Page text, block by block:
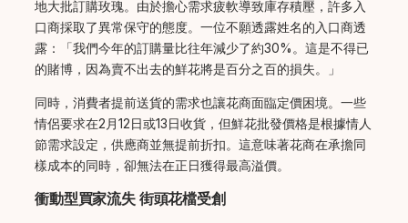
地大批訂購玫瑰。由於擔心需求疲軟導致庫存積壓，許多入
口商採取了異常保守的態度。一位不願透露姓名的入口商透
露：「我們今年的訂購量比往年減少了約30%。這是不得已
的賭博，因為賣不出去的鮮花將是百分之百的損失。」
同時，消費者提前送貨的需求也讓花商面臨定價困境。一些
情侶要求在2月12日或13日收貨，但鮮花批發價格是根據情人
節需求設定，供應商並無提前折扣。這意味著花商在承擔同
樣成本的同時，卻無法在正日獲得最高溢價。
衝動型買家流失 街頭花檔受創